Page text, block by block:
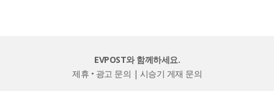
EVPOST와 함께하세요.
제휴 • 광고 문의 | 시승기 게재 문의